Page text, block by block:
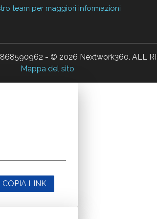
team per maggiori informazioni
- © 2026 Nextwork360. ALL
Mappa del sito
COPIA LINK